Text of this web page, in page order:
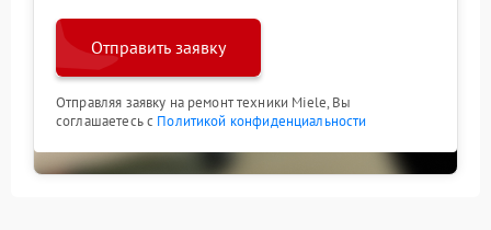
Отправить заявку
Отправляя заявку на ремонт техники Miele, Вы
соглашаетесь с Политикой конфиденциальности